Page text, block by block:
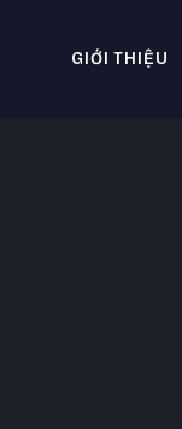
GIỚI THIỆU